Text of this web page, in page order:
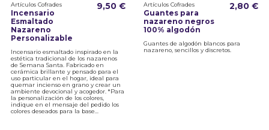
Artículos Cofrades
Incensario
Esmaltado
Nazareno
Personalizable
9,50 €
Incensario esmaltado inspirado en la
estética tradicional de los nazarenos
de Semana Santa. Fabricado en
cerámica brillante y pensado para el
uso particular en el hogar, ideal para
quemar incienso en grano y crear un
ambiente devocional y acogedor. *Para
la personalización de los colores,
indique en el mensaje del pedido los
colores deseados para la base...
Artículos Cofrades
Guantes para
nazareno negros
100% algodón
2,80 €
Guantes de algodón blancos para
nazareno, sencillos y discretos.